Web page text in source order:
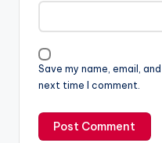
Save my name, email,
next time I comment.